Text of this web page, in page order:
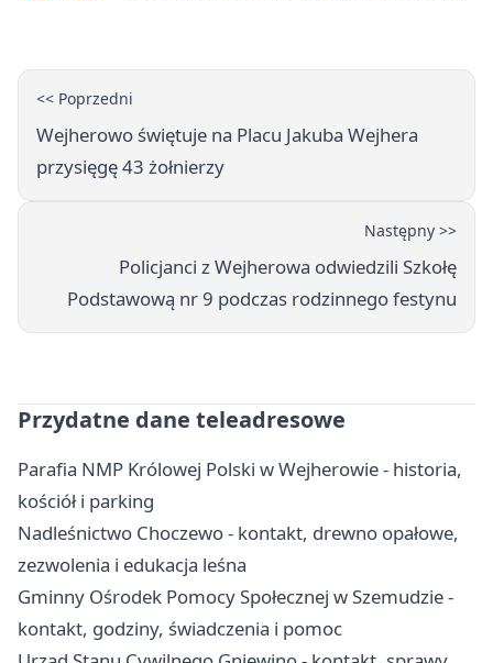
<< Poprzedni
Wejherowo świętuje na Placu Jakuba Wejhera
przysięgę 43 żołnierzy
Następny >>
Policjanci z Wejherowa odwiedzili Szkołę
Podstawową nr 9 podczas rodzinnego festynu
Przydatne dane teleadresowe
Parafia NMP Królowej Polski w Wejherowie - historia,
kościół i parking
Nadleśnictwo Choczewo - kontakt, drewno opałowe,
zezwolenia i edukacja leśna
Gminny Ośrodek Pomocy Społecznej w Szemudzie -
kontakt, godziny, świadczenia i pomoc